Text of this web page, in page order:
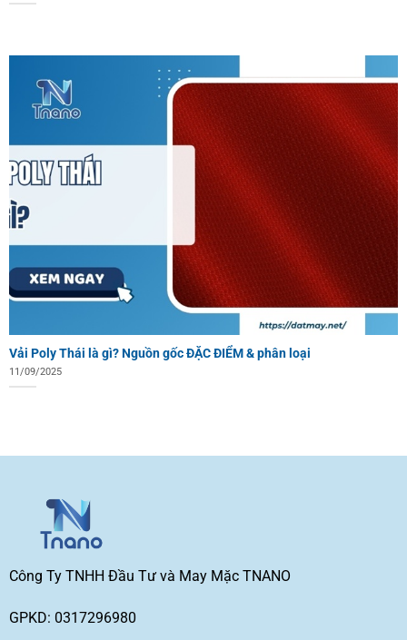
Vải Poly Thái là gì? Nguồn gốc ĐẶC ĐIỂM & phân loại
11/09/2025
Công Ty TNHH Đầu Tư và May Mặc TNANO
GPKD: 0317296980